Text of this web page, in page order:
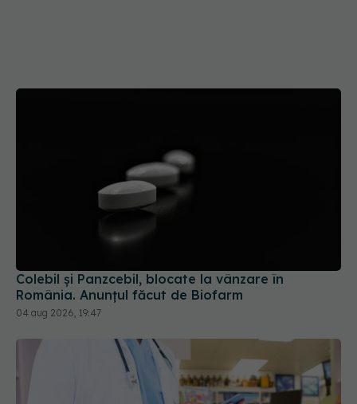
Colebil și Panzcebil, blocate la vânzare în
04 aug 2026, 19:47